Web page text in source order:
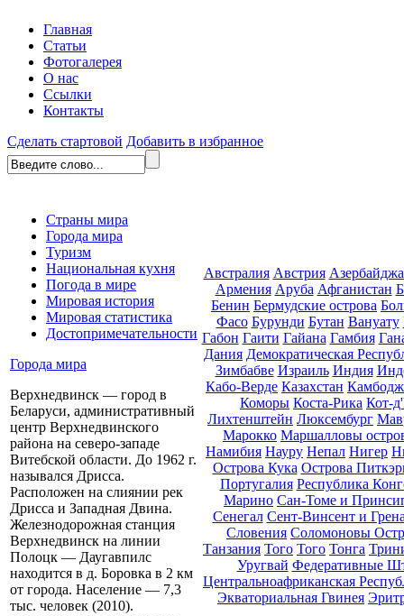
Главная
Статьи
Фотогалерея
О нас
Ссылки
Контакты
Сделать стартовой Добавить в избранное
Страны мира
Города мира
Туризм
Национальная кухня
Погода в мире
Мировая история
Мировая статистика
Достопримечательности
Города мира
Верхнедвинск — город в
Беларуси, административный
центр Верхнедвинского
района на северо-западе
Витебской области. До 1962 г.
назывался Дрисса.
Расположен на слиянии рек
Дрисса и Западная Двина.
Железнодорожная станция
Верхнедвинск на линии
Полоцк — Даугавпилс
находится в д. Боровка в 2 км
от города. Население — 7,3
тыс. человек (2010).
Австралия Австрия
Армения Аруба Афганистан
Бенин Бермудские острова
Фасо Бурунди Бутан Вануату
Габон Гаити Гайана Гамбия
Дания Демократическая
Зимбабве Израиль Индия
Кабо-Верде Казахстан
Коморы Коста-Рика Кот-
Лихтенштейн Люксембург
Марокко Маршалловы
Намибия Науру Непал Нигер
Острова Кука Острова
Португалия Республика
Марино Сан-Томе и
Сенегал Сент-Винсент и
Словения Соломоновы
Танзания Того Того Тонга
Уругвай Федеративные
Центральноафриканская
Экваториальная Гвинея